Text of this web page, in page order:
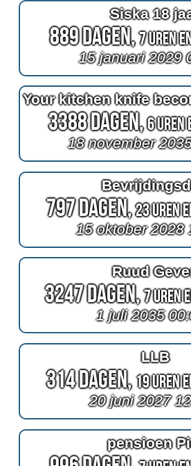
Siska 18
889 Dagen,7 Uren
15 januari 2029
3388 Dagen,6 Uren
18 november
797 Dagen,23 Uren
15 oktober 2028
Ruud
3247 Dagen,7 Uren
1 juli 2035
LLB
314 Dagen,19 Uren
20 juni 2027
pensioen